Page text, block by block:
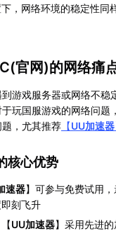
，网络环境的稳定性同
官网)的网络痛
游戏服务器或网络不稳
玩国服游戏的网络问题
，尤其推荐 【UU加速器
核心优势
速器】可参与免费试用
刻飞升
【UU加速器】采用先进